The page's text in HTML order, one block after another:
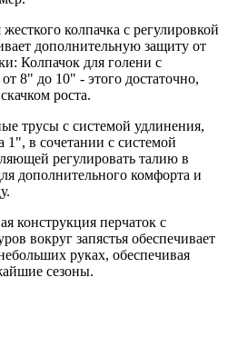
колпачка с регулировкой
дополнительную защиту от
Колпачок для голени с
8" до 10" - этого достаточно,
роста.
трусы с системой удлинения,
1", в сочетании с системой
регулировать талию в
дополнительного комфорта и
конструкция перчаток с
вокруг запястья обеспечивает
руках, обеспечивая
сезоны.